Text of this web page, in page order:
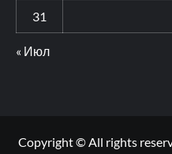
31
« Июл
Copyright © All rights